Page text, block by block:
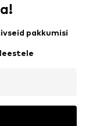
pakkumisi